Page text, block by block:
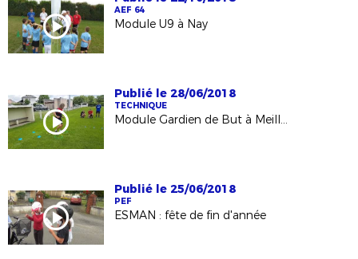
AEF 64
Module U9 à Nay
Publié le 28/06/2018
TECHNIQUE
Module Gardien de But à Meillon
Publié le 25/06/2018
PEF
ESMAN : fête de fin d'année